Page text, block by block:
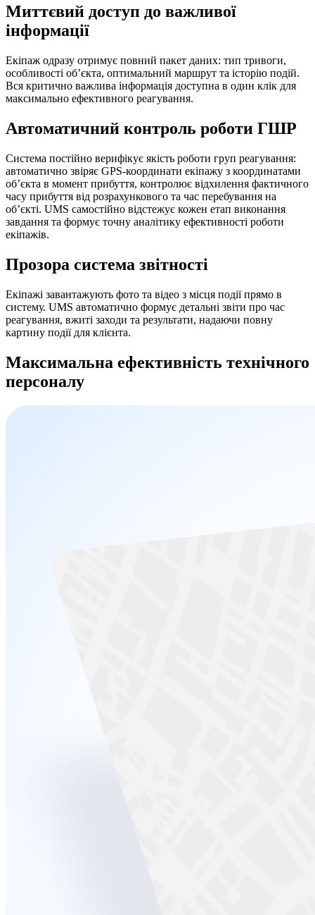
Миттєвий доступ до важливої
інформації
Екіпаж одразу отримує повний пакет даних: тип тривоги,
особливості об’єкта, оптимальний маршрут та історію подій.
Вся критично важлива інформація доступна в один клік для
максимально ефективного реагування.
Автоматичний контроль роботи ГШР
Система постійно верифікує якість роботи груп реагування:
автоматично звіряє GPS-координати екіпажу з координатами
об’єкта в момент прибуття, контролює відхилення фактичного
часу прибуття від розрахункового та час перебування на
об’єкті. UMS самостійно відстежує кожен етап виконання
завдання та формує точну аналітику ефективності роботи
екіпажів.
Прозора система звітності
Екіпажі завантажують фото та відео з місця події прямо в
систему. UMS автоматично формує детальні звіти про час
реагування, вжиті заходи та результати, надаючи повну
картину події для клієнта.
Максимальна ефективність технічного
персоналу